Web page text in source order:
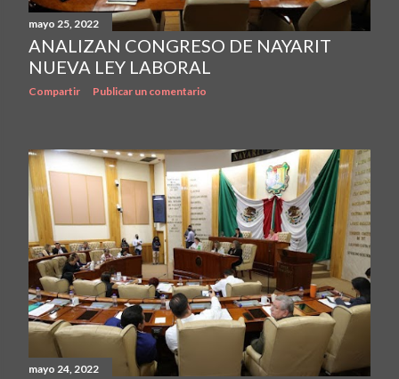
mayo 25, 2022
ANALIZAN CONGRESO DE NAYARIT
NUEVA LEY LABORAL
Compartir Publicar un comentario
mayo 24, 2022